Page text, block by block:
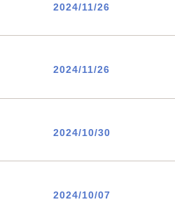
2024/11/26
2024/11/26
2024/10/30
2024/10/07